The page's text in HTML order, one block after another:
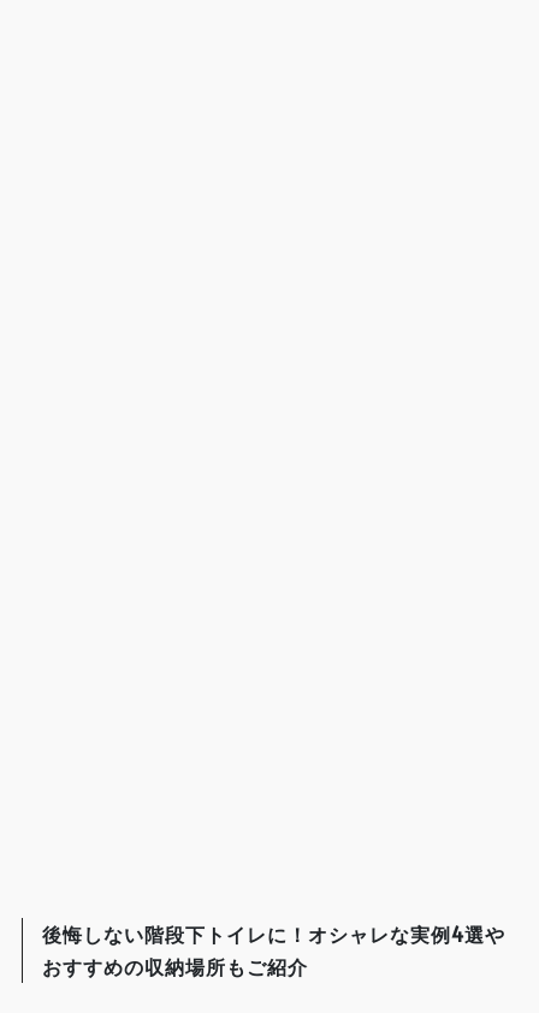
後悔しない階段下トイレに！オシャレな実例4選や
おすすめの収納場所もご紹介